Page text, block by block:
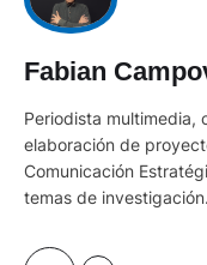
Fabian
Periodista multimedia,
elaboración de
Comunicación
temas de investigación.